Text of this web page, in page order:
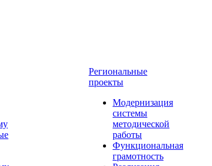
Региональные
проекты
Модернизация
системы
методической
работы
Функциональная
грамотность